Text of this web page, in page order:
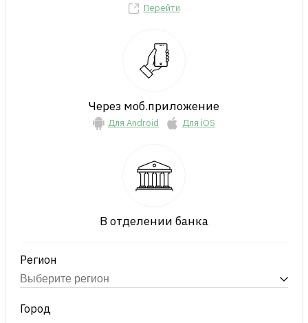
Перейти
Через моб.приложение
Для Android Для iOS
В отделении банка
Регион
Город